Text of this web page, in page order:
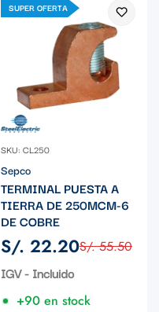
SUPER OFERTA
SKU: CL250
Sepco
TERMINAL PUESTA A
TIERRA DE 250MCM-6
DE COBRE
Precio
de
S/. 22.20
Precio
regular
S/. 55.50
IGV - Incluido
+90 en stock